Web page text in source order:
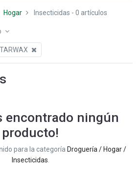
Hogar Insecticidas - 0 artículos
encontrado ningún
producto!
para la categoría Droguería / Hogar /
Insecticidas.